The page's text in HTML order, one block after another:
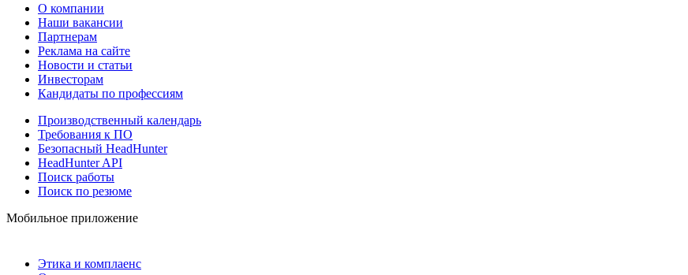
О компании
Наши вакансии
Партнерам
Реклама на сайте
Новости и статьи
Инвесторам
Кандидаты по профессиям
Производственный календарь
Требования к ПО
Безопасный HeadHunter
HeadHunter API
Поиск работы
Поиск по резюме
Мобильное приложение
Этика и комплаенс